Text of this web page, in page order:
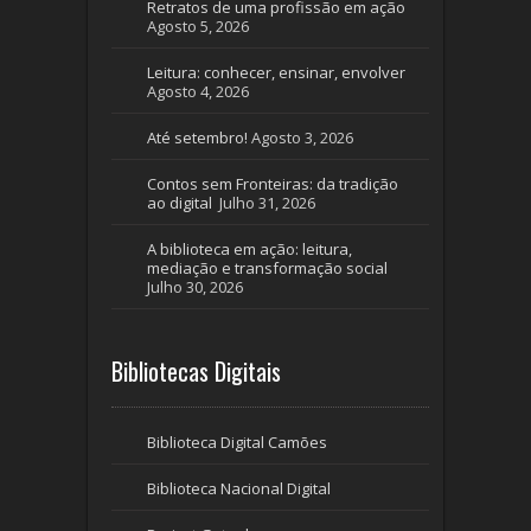
Retratos de uma profissão em ação
Agosto 5, 2026
Leitura: conhecer, ensinar, envolver
Agosto 4, 2026
Até setembro! Agosto 3, 2026
Contos sem Fronteiras: da tradição
ao digital Julho 31, 2026
A biblioteca em ação: leitura,
mediação e transformação social
Julho 30, 2026
Bibliotecas Digitais
Biblioteca Digital Camões
Biblioteca Nacional Digital